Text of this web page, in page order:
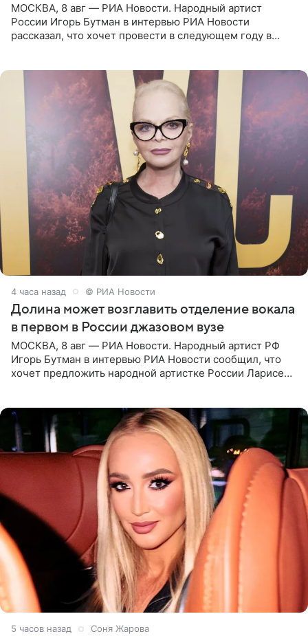
МОСКВА, 8 авг — РИА Новости. Народный артист
России Игорь Бутман в интервью РИА Новости
рассказал, что хочет провести в следующем году в
4 часа назад © РИА Новости
Долина может возглавить отделение вокала
в первом в России джазовом вузе
МОСКВА, 8 авг — РИА Новости. Народный артист РФ
Игорь Бутман в интервью РИА Новости сообщил, что
хочет предложить народной артистке России Ларисе
5 часов назад Соня Жарова